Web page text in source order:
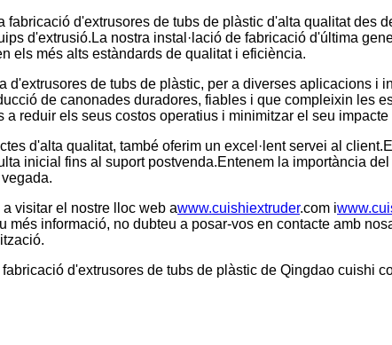
fabricació d'extrusores de tubs de plàstic d'alta qualitat des
d'extrusió.La nostra instal·lació de fabricació d'última
els més alts estàndards de qualitat i eficiència.
d'extrusores de tubs de plàstic, per a diverses aplicacions
de canonades duradores, fiables i que compleixin les
a reduir els seus costos operatius i minimitzar el seu impacte
d'alta qualitat, també oferim un excel·lent servei al
inicial fins al suport postvenda.Entenem la importància
visitar el nostre lloc web awww.cuishiextruder.com i
més informació, no dubteu a posar-vos en contacte amb
d'extrusores de tubs de plàstic de Qingdao cuishi